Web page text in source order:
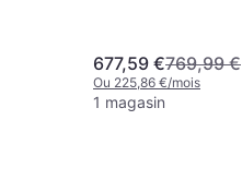
677,59 €769,99 €
Ou 225,86 €/mois
1 magasin